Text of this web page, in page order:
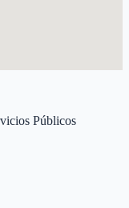
Públicos